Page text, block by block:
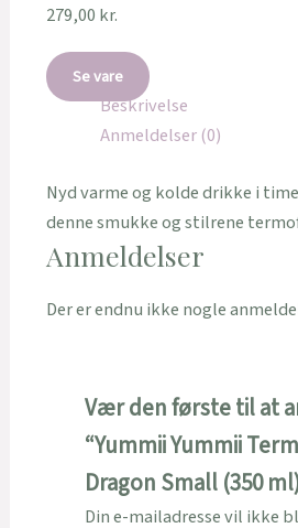
279,00 kr.
Se vare
Beskrivelse
Anmeldelser (0)
Nyd varme og kolde drikke i
denne smukke og stilrene
Anmeldelser
Der er endnu ikke nogle
Vær den første til at
“Yummii Yummii
Dragon Small (350
Din e-mailadresse vil ikke